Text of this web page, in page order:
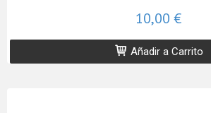
10,00 €
Añadir a Carrito